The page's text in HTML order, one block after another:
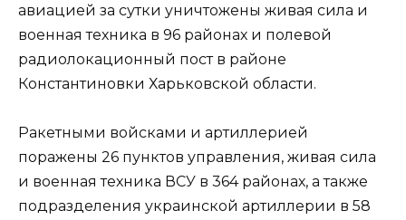
авиацией за сутки уничтожены живая сила и
военная техника в 96 районах и полевой
радиолокационный пост в районе
Константиновки Харьковской области.
Ракетными войсками и артиллерией
поражены 26 пунктов управления, живая сила
и военная техника ВСУ в 364 районах, а также
подразделения украинской артиллерии в 58